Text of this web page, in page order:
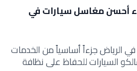
أحسن مغاسل سيارات في
الرياض جزءاً أساسياً من الخدمات
السيارات للحفاظ على نظافة